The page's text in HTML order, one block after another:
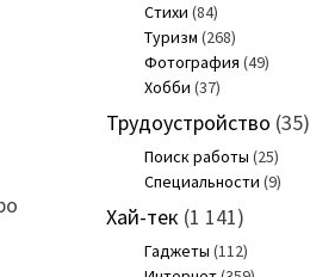
Стихи (84)
Туризм (268)
Фотография (49)
Хобби (37)
Трудоустройство (35)
Поиск работы (25)
Специальности (9)
Хай-тек (1 141)
Гаджеты (112)